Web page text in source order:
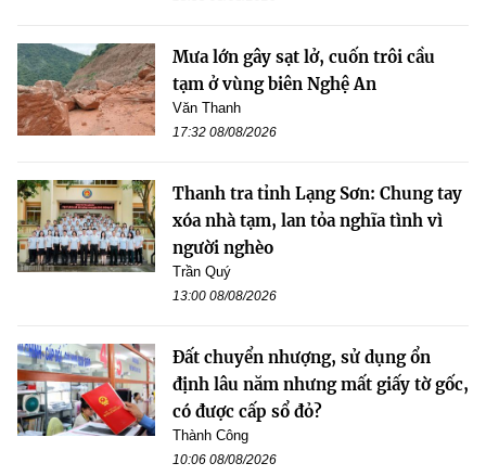
Mưa lớn gây sạt lở, cuốn trôi cầu
tạm ở vùng biên Nghệ An
Văn Thanh
17:32 08/08/2026
Thanh tra tỉnh Lạng Sơn: Chung tay
xóa nhà tạm, lan tỏa nghĩa tình vì
người nghèo
Trần Quý
13:00 08/08/2026
Đất chuyển nhượng, sử dụng ổn
định lâu năm nhưng mất giấy tờ gốc,
có được cấp sổ đỏ?
Thành Công
10:06 08/08/2026